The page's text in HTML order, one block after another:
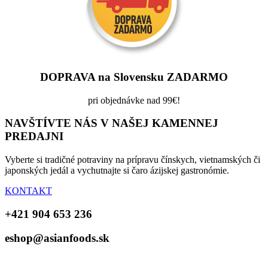
DOPRAVA na Slovensku ZADARMO
pri objednávke nad 99€!
NAVŠTÍVTE NÁS V NAŠEJ KAMENNEJ
PREDAJNI
Vyberte si tradičné potraviny na prípravu čínskych, vietnamských či
japonských jedál a vychutnajte si čaro ázijskej gastronómie.
KONTAKT
+421 904 653 236
eshop@asianfoods.sk